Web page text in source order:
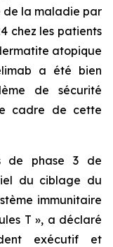
de la maladie par
chez les patients
atopique
a été bien
de sécurité
cadre de cette
de phase 3 de
du ciblage du
immunitaire
T », a déclaré
exécutif et